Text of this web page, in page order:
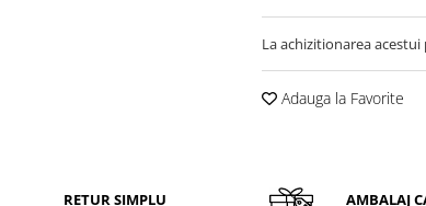
La achizitionarea
Adauga la Favorite
RETUR SIMPLU AMBALAJ